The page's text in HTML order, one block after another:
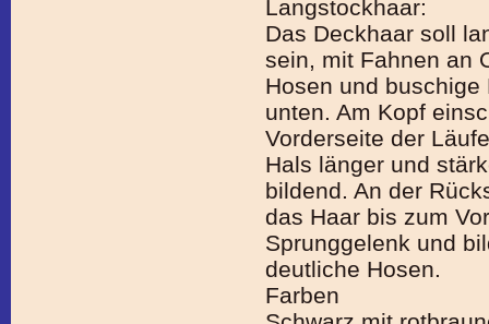
Langstockhaar:
Das Deckhaar soll
sein, mit Fahnen an
Hosen und
unten. Am Kopf
Vorderseite der
Hals länger und
bildend. An der
das Haar bis zum
Sprunggelenk und
deutliche Hosen.
Farben